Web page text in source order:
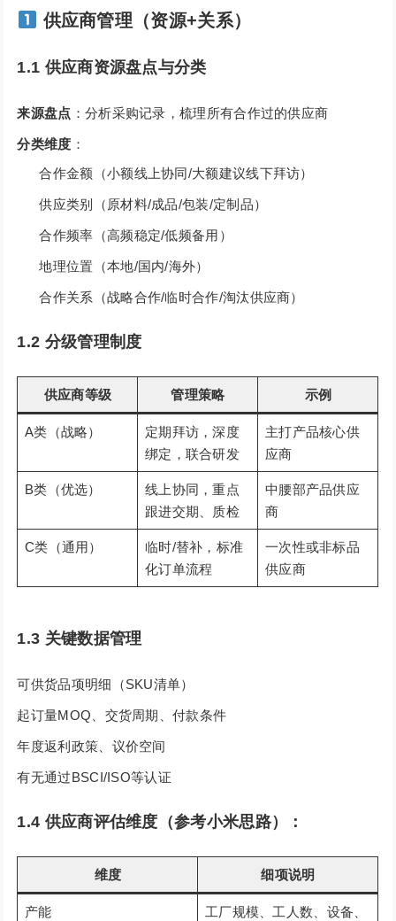
供应商管理（资源+关系）
1.1 供应商资源盘点与分类
来源盘点 ：分析采购记录，梳理所有合作过的供应商
分类维度 ：
合作金额（小额线上协同/大额建议线下拜访）
供应类别（原材料/成品/包装/定制品）
合作频率（高频稳定/低频备用）
地理位置（本地/国内/海外）
合作关系（战略合作/临时合作/淘汰供应商）
1.2 分级管理制度
供应商等级 管理策略 示例
A类（战略）
定期拜访，深度
绑定，联合研发
主打产品核心供
应商
B类（优选）
线上协同，重点
跟进交期、质检
中腰部产品供应
商
C类（通用）
临时/替补，标准
化订单流程
一次性或非标品
供应商
1.3 关键数据管理
可供货品项明细（SKU清单）
起订量MOQ、交货周期、付款条件
年度返利政策、议价空间
有无通过BSCI/ISO等认证
1.4 供应商评估维度（参考小米思路）：
维度 细项说明
产能
工厂规模、工人数、设备、